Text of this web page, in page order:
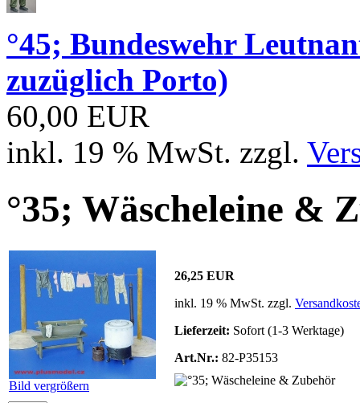
°45; Bundeswehr
zuzüglich Porto)
60,00 EUR
inkl. 19 % MwSt. zzgl.
°35; Wäscheleine &
Bild vergrößern
26,25 EUR
inkl. 19 % MwSt. zzgl.
Lieferzeit: Sofort (1-3 Werktage)
Art.Nr.: 82-P35153